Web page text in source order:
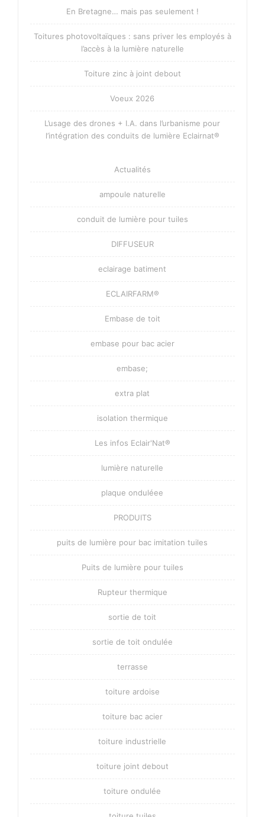
En Bretagne… mais pas seulement !
Toitures photovoltaïques : sans priver les employés à
l’accès à la lumière naturelle
Toiture zinc à joint debout
Voeux 2026
L’usage des drones + I.A. dans l’urbanisme pour
l’intégration des conduits de lumière Eclairnat®
Actualités
ampoule naturelle
conduit de lumière pour tuiles
DIFFUSEUR
eclairage batiment
ECLAIRFARM®
Embase de toit
embase pour bac acier
embase;
extra plat
isolation thermique
Les infos Eclair'Nat®
lumière naturelle
plaque onduléee
PRODUITS
puits de lumière pour bac imitation tuiles
Puits de lumière pour tuiles
Rupteur thermique
sortie de toit
sortie de toit ondulée
terrasse
toiture ardoise
toiture bac acier
toiture industrielle
toiture joint debout
toiture ondulée